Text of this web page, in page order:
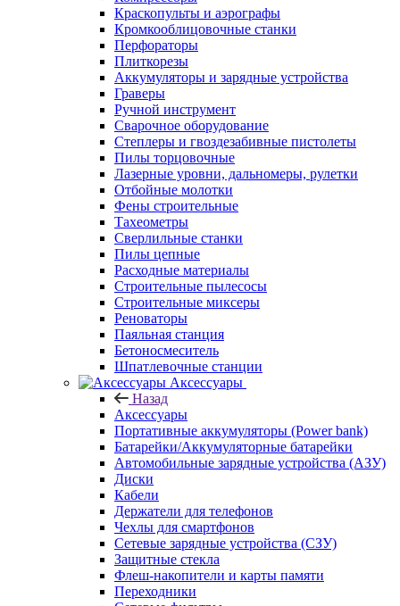
Краскопульты и аэрографы
Кромкооблицовочные станки
Перфораторы
Плиткорезы
Аккумуляторы и зарядные устройства
Граверы
Ручной инструмент
Сварочное оборудование
Степлеры и гвоздезабивные пистолеты
Пилы торцовочные
Лазерные уровни, дальномеры, рулетки
Отбойные молотки
Фены строительные
Тахеометры
Сверлильные станки
Пилы цепные
Расходные материалы
Строительные пылесосы
Строительные миксеры
Реноваторы
Паяльная станция
Бетоносмеситель
Шпатлевочные станции
Аксессуары
Назад
Аксессуары
Портативные аккумуляторы (Power bank)
Батарейки/Аккумуляторные батарейки
Автомобильные зарядные устройства (АЗУ)
Диски
Кабели
Держатели для телефонов
Чехлы для смартфонов
Сетевые зарядные устройства (СЗУ)
Защитные стекла
Флеш-накопители и карты памяти
Переходники